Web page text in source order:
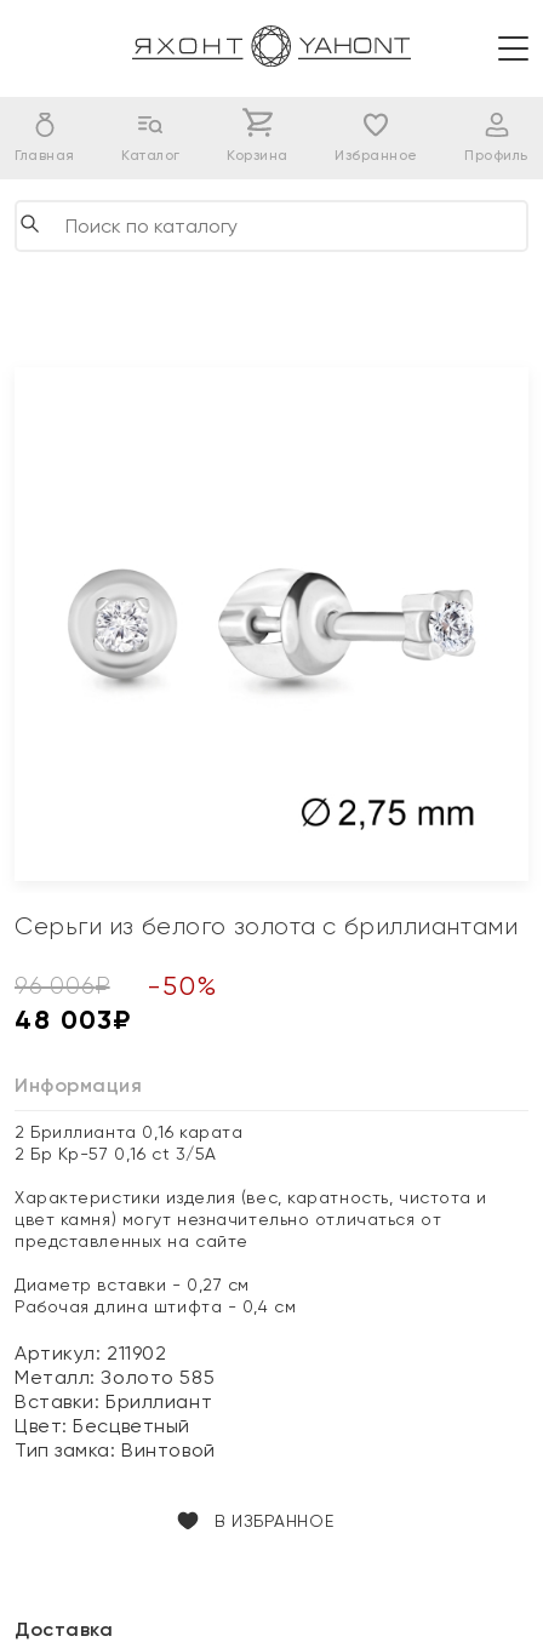
Главная Каталог Корзина Избранное Профиль
Серьги из белого золота с бриллиантами
96 006₽ -50%
48 003₽
Информация
2 Бриллианта 0,16 карата
2 Бр Кр-57 0,16 ct 3/5А
Характеристики изделия (вес, каратность, чистота и
цвет камня) могут незначительно отличаться от
представленных на сайте
Диаметр вставки - 0,27 см
Рабочая длина штифта - 0,4 см
Артикул: 211902
Металл:Золото 585
Вставки:Бриллиант
Цвет:Бесцветный
Тип замка:Винтовой
В ИЗБРАННОЕ
Доставка